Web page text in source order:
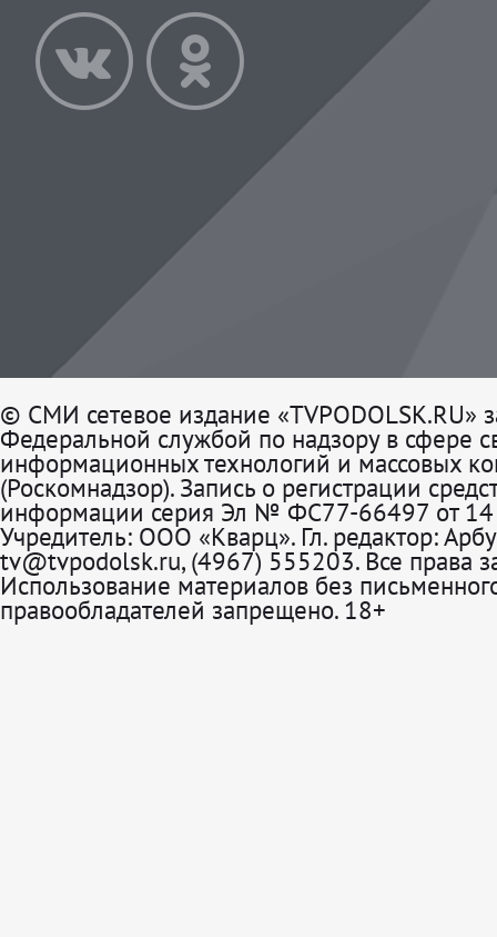
© СМИ сетевое издание «TVPODOLSK.RU»
Федеральной службой по надзору в сфере
информационных технологий и массовых
(Роскомнадзор). Запись о регистрации
информации серия Эл № ФС77-66497 от 14
Учредитель: ООО «Кварц». Гл. редактор:
tv@tvpodolsk.ru, (4967) 555203. Все права
Использование материалов без
правообладателей запрещено. 18+